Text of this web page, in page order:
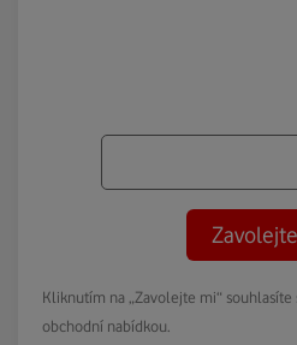
Kliknutím na „Zavolejte mi“
obchodní nabídkou.